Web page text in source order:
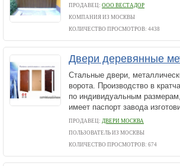
ПРОДАВЕЦ: ООО ВЕСТАДОР
КОМПАНИЯ ИЗ МОСКВЫ
КОЛИЧЕСТВО ПРОСМОТРОВ: 4438
Двери деревянные
Стальные двери,
ворота. Производство в
по индивидуальным
имеет паспорт завода
ПРОДАВЕЦ: ДВЕРИ МОСКВА
ПОЛЬЗОВАТЕЛЬ ИЗ МОСКВЫ
КОЛИЧЕСТВО ПРОСМОТРОВ: 674